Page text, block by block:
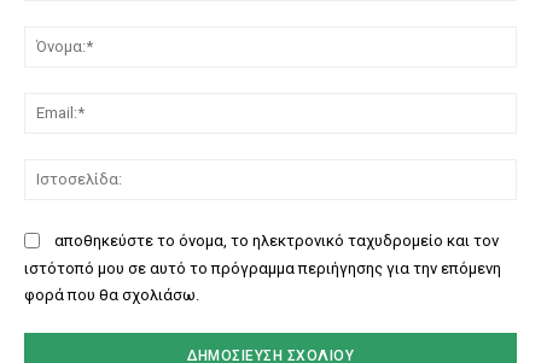
αποθηκεύστε το όνομα, το ηλεκτρονικό ταχυδρομείο και τον
ιστότοπό μου σε αυτό το πρόγραμμα περιήγησης για την επόμενη
φορά που θα σχολιάσω.